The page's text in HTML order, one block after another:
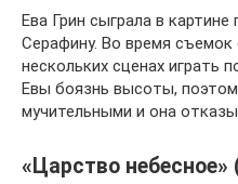
Ева Грин сыграла в
Серафину. Во время
нескольких сценах играть
Евы боязнь высоты,
мучительными и она
«Царство небесное»